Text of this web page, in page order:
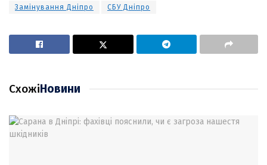
Замінування Дніпро
СБУ Дніпро
СхожіНовини